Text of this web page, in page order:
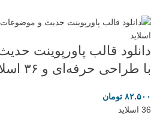
دانلود قالب پاورپوینت
با طراحی حرفه‌ای و ۳۶ اسلاید
۸۲.۵۰۰ تومان
36 اسلاید